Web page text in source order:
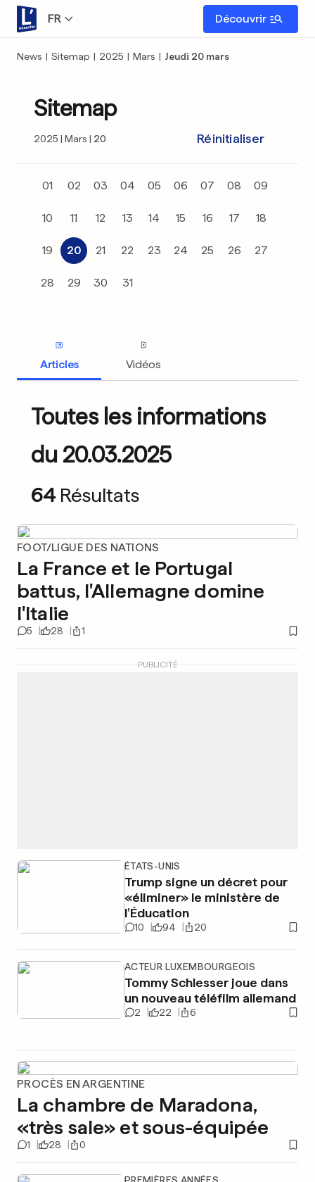
FR Découvrir
News | Sitemap | 2025 | Mars | Jeudi 20 mars
Sitemap
2025 Mars 20 Réinitialiser
01 02 03 04 05 06 07 08 09
10 11 12 13 14 15 16 17 18
19 20 21 22 23 24 25 26 27
28 29 30 31
Articles Vidéos
Toutes les informations
du 20.03.2025
64 Résultats
FOOT/LIGUE DES NATIONS
La France et le Portugal
battus, l'Allemagne domine
l'Italie
5 28 1
ÉTATS-UNIS
Trump signe un décret pour
«éliminer» le ministère de
l’Éducation
10 94 20
ACTEUR LUXEMBOURGEOIS
Tommy Schlesser joue dans
un nouveau téléfilm allemand
2 22 6
PUBLICITÉ
PROCÈS EN ARGENTINE
La chambre de Maradona,
«très sale» et sous-équipée
1 28 0